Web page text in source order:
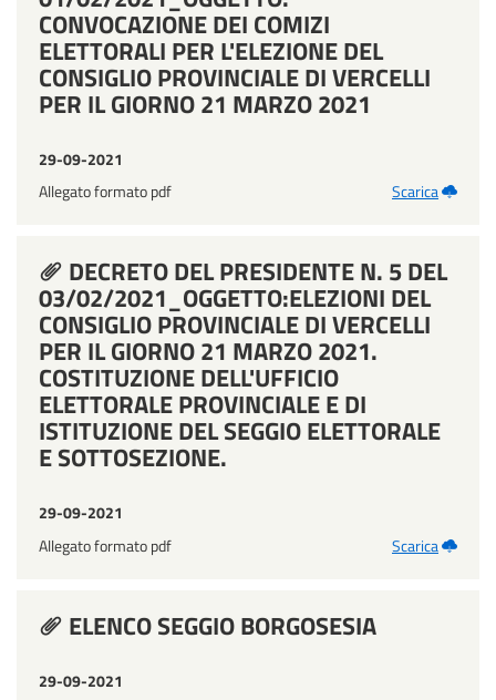
CONVOCAZIONE DEI COMIZI
ELETTORALI PER L'ELEZIONE DEL
CONSIGLIO PROVINCIALE DI VERCELLI
PER IL GIORNO 21 MARZO 2021
29-09-2021
Allegato formato pdf
Scarica
DECRETO DEL PRESIDENTE N. 5 DEL
03/02/2021_OGGETTO:ELEZIONI DEL
CONSIGLIO PROVINCIALE DI VERCELLI
PER IL GIORNO 21 MARZO 2021.
COSTITUZIONE DELL'UFFICIO
ELETTORALE PROVINCIALE E DI
ISTITUZIONE DEL SEGGIO ELETTORALE
E SOTTOSEZIONE.
29-09-2021
Allegato formato pdf
Scarica
ELENCO SEGGIO BORGOSESIA
29-09-2021